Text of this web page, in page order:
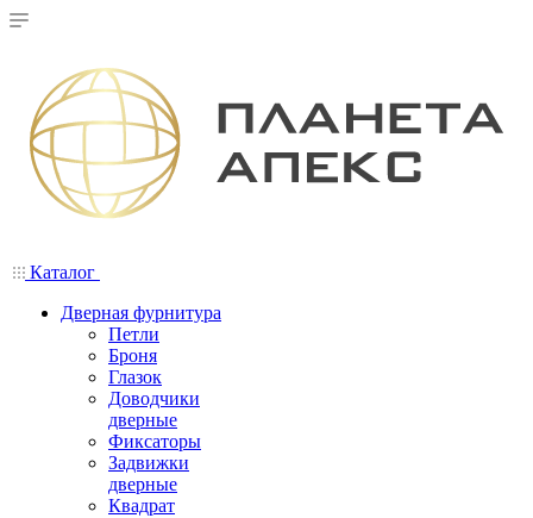
Каталог
Дверная фурнитура
Петли
Броня
Глазок
Доводчики
дверные
Фиксаторы
Задвижки
дверные
Квадрат